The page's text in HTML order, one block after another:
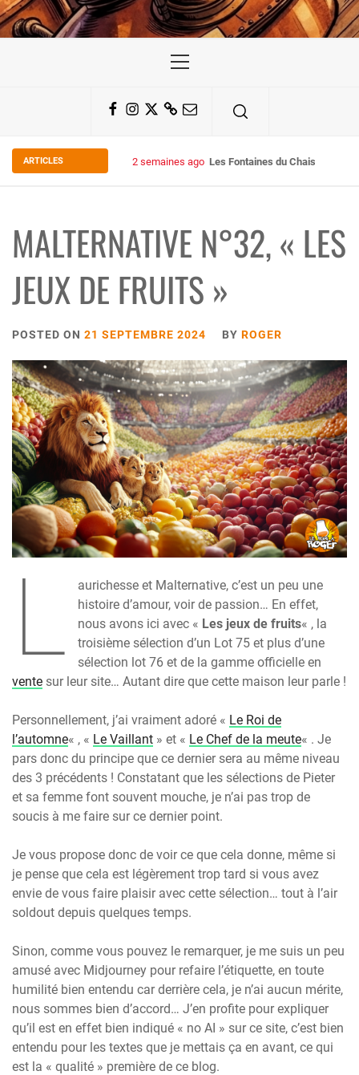
Menu
Facebook
Instagram
TwitterSubstack
Email
ARTICLES 2 semaines ago Les Fontaines du Chais 27
MALTERNATIVE N°32, « LES
JEUX DE FRUITS »
POSTED ON 21 SEPTEMBRE 2024 BY ROGER
L
aurichesse et Malternative, c’est un peu une
histoire d’amour, voir de passion… En effet,
nous avons ici avec « Les jeux de fruits« , la
troisième sélection d’un Lot 75 et plus d’une
sélection lot 76 et de la gamme officielle en
vente sur leur site… Autant dire que cette maison leur parle !
Personnellement, j’ai vraiment adoré « Le Roi de
l’automne« , « Le Vaillant » et « Le Chef de la meute« . Je
pars donc du principe que ce dernier sera au même niveau
des 3 précédents ! Constatant que les sélections de Pieter
et sa femme font souvent mouche, je n’ai pas trop de
soucis à me faire sur ce dernier point.
Je vous propose donc de voir ce que cela donne, même si
je pense que cela est légèrement trop tard si vous avez
envie de vous faire plaisir avec cette sélection… tout à l’air
soldout depuis quelques temps.
Sinon, comme vous pouvez le remarquer, je me suis un peu
amusé avec Midjourney pour refaire l’étiquette, en toute
humilité bien entendu car derrière cela, je n’ai aucun mérite,
nous sommes bien d’accord… J’en profite pour expliquer
qu’il est en effet bien indiqué « no AI » sur ce site, c’est bien
entendu pour les textes que je mettais ça en avant, ce qui
est la « qualité » première de ce blog.